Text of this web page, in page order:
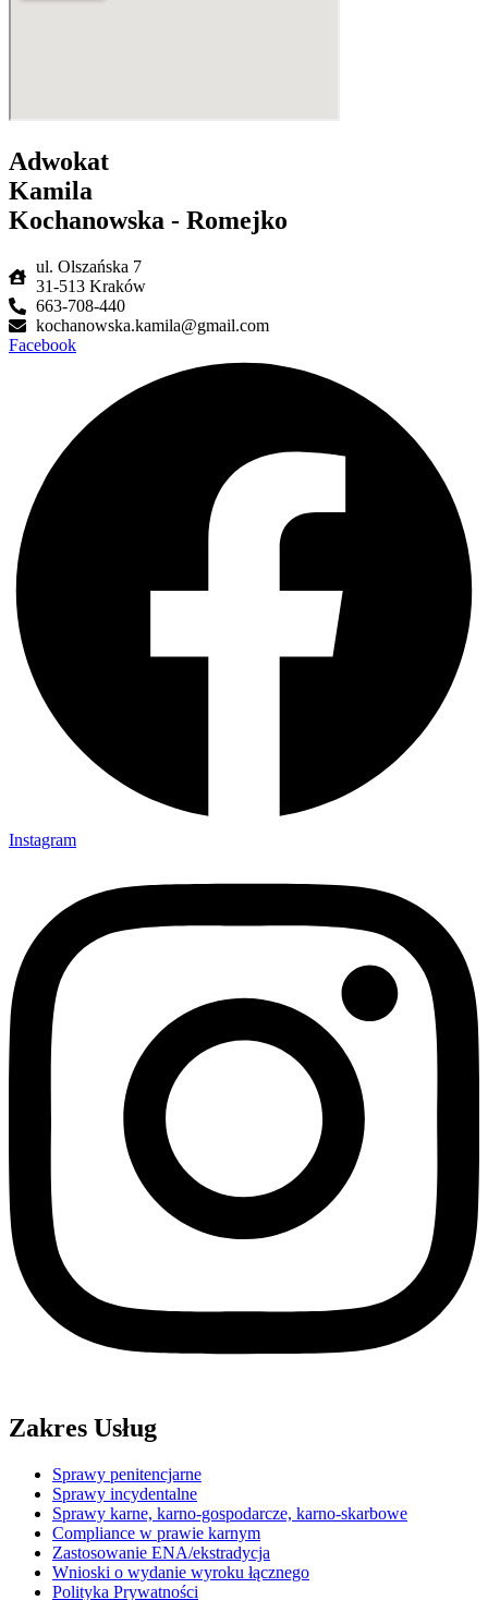
Adwokat
Kamila
Kochanowska - Romejko
ul. Olszańska 7
31-513 Kraków
663-708-440
kochanowska.kamila@gmail.com
Facebook
Instagram
Zakres Usług
Sprawy penitencjarne
Sprawy incydentalne
Sprawy karne, karno-gospodarcze, karno-skarbowe
Compliance w prawie karnym
Zastosowanie ENA/ekstradycja
Wnioski o wydanie wyroku łącznego
Polityka Prywatności